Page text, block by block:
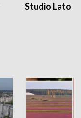
Studio Lato